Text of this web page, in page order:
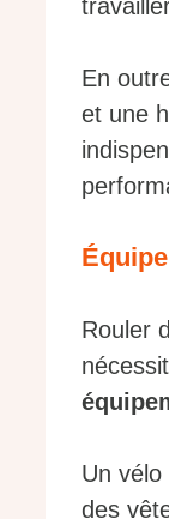
En
et une
Rouler
Un
des